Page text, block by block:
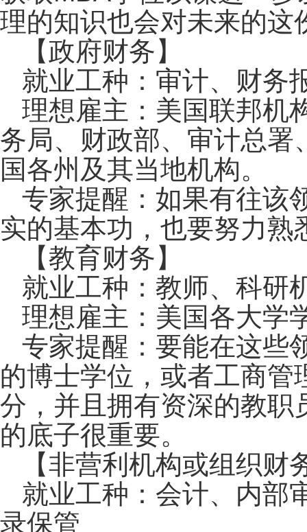
理的知识也会对未来的这
【政府财务】
就业工种：审计、财务
理想雇主：美国联邦机
务局、财政部、审计总署
国各州及其当地机构。
专家提醒：如果有往该
实的基本功，也要努力熟
【教育财务】
就业工种：教师、科研
理想雇主：美国各大学
专家提醒：要能在这些
的博士学位，或者工商
分，并且拥有资深的教职
的底子很重要。
【非营利机构或组织财
就业工种：会计、内部
录保管